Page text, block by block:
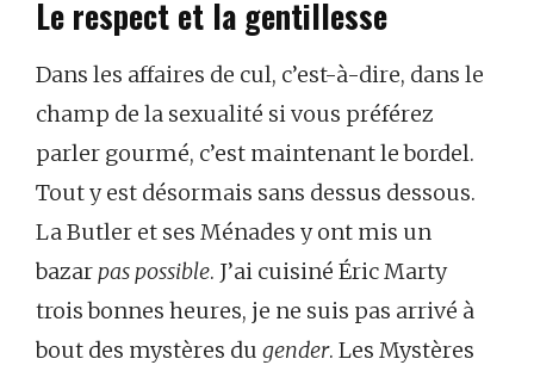
Le respect et la gentillesse
Dans les affaires de cul, c’est-à-dire, dans le
champ de la sexualité si vous préférez
parler gourmé, c’est maintenant le bordel.
Tout y est désormais sans dessus dessous.
La Butler et ses Ménades y ont mis un
bazar pas possible. J’ai cuisiné Éric Marty
trois bonnes heures, je ne suis pas arrivé à
bout des mystères du gender. Les Mystères